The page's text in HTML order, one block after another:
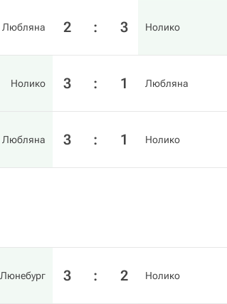
Любляна 2 : 3 Нолико
Нолико 3 : 1 Любляна
Любляна 3 : 1 Нолико
Люнебург 3 : 2 Нолико